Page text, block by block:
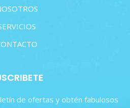
de ofertas y obtén fabulosos